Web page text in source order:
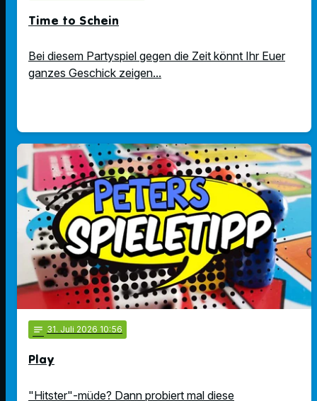
Time to Schein
Bei diesem Partyspiel gegen die Zeit könnt Ihr Euer
ganzes Geschick zeigen...
notes 31. Juli 2026 10:56
Play
"Hitster"-müde? Dann probiert mal diese